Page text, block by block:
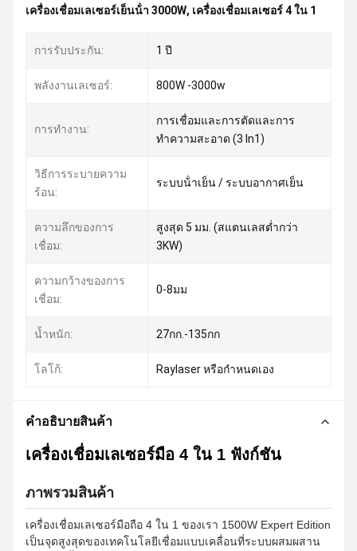
เครื่องเชื่อมเลเซอร์เย็นน้ํา 3000W, เครื่องเชื่อมเลเซอร์ 4 ใน 1
การรับประกัน: 1 ปี
พลังงานเลเซอร์: 800W -3000w
การทำงาน:
การเชื่อมและการตัดและการ
ทำความสะอาด (3 In1)
วิธีการระบายความ
ร้อน:
ระบบน้ําเย็น / ระบบอากาศเย็น
ความลึกของการ
เชื่อม:
สูงสุด 5 มม. (สแตนเลสต่ำกว่า
3KW)
ความกว้างของการ
เชื่อม:
0-8มม
น้ำหนัก: 27กก.-135กก
โลโก้: Raylaser หรือกำหนดเอง
คําอธิบายสินค้า
เครื่องเชื่อมเลเซอร์มือ 4 ใน 1 ฟังก์ชัน
ภาพรวมสินค้า
เครื่องเชื่อมเลเซอร์มือถือ 4 ใน 1 ของเรา 1500W Expert Edition
เป็นจุดสูงสุดของเทคโนโลยีเชื่อมแบบเคลื่อนที่ระบบผสมผสาน